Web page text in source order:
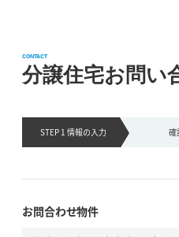
分譲住宅お問い
CONTACT
STEP 1 情報の入力 確
お問合わせ物件